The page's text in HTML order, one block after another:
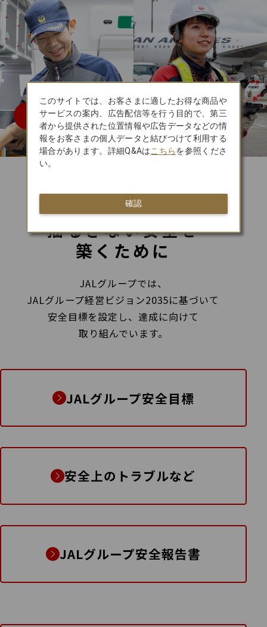
詳しく
安全に関する目標と実績
揺るぎない安全を
築くために
JALグループでは、
JALグループ経営ビジョン2035に基づいて
安全目標を設定し、達成に向けて
取り組んでいます。
JALグループ安全目標
安全上のトラブルなど
JALグループ安全報告書
このサイトでは、お客さまに適したお得な商品や
サービスの案内、広告配信等を行う目的で、第三
者から提供された位置情報や広告データなどの情
報をお客さまの個人データと結びつけて利用する
場合があります。詳細Q&Aはこちらを参照くださ
い。
確認